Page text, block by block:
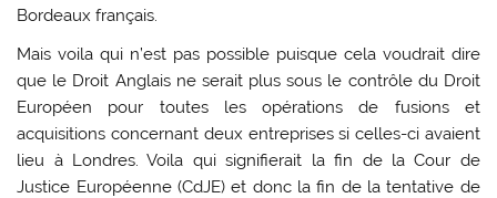
Bordeaux français.
Mais voila qui n’est pas possible puisque cela voudrait dire
que le Droit Anglais ne serait plus sous le contrôle du Droit
Européen pour toutes les opérations de fusions et
acquisitions concernant deux entreprises si celles-ci avaient
lieu à Londres. Voila qui signifierait la fin de la Cour de
Justice Européenne (CdJE) et donc la fin de la tentative de